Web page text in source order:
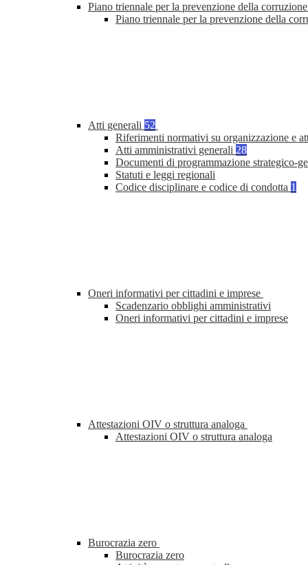
Piano triennale per la prevenzione della
Piano triennale per la prevenzione della
Atti generali 52
Riferimenti normativi su organizzazione e
Atti amministrativi generali 28
Documenti di programmazione strategico-
Statuti e leggi regionali
Codice disciplinare e codice di condotta 1
Oneri informativi per cittadini e imprese
Scadenzario obblighi amministrativi
Oneri informativi per cittadini e imprese
Attestazioni OIV o struttura analoga
Attestazioni OIV o struttura analoga
Burocrazia zero
Burocrazia zero